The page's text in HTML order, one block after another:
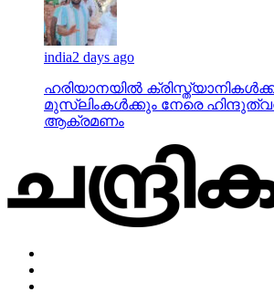
india2 days ago
ഹരിയാനയില്‍
മുസ്‌ലിംകള്‍ക്കും നേരെ
ആക്രമണം